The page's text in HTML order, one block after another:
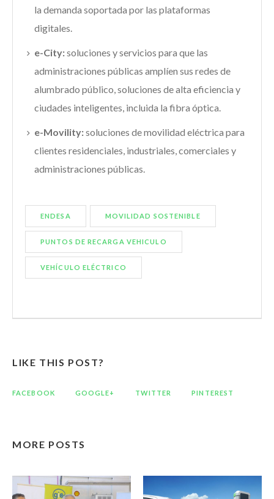
la demanda soportada por las plataformas
digitales.
e-City:soluciones y servicios para que las
administraciones públicas amplíen sus redes de
alumbrado público, soluciones de alta eficiencia y
ciudades inteligentes, incluida la fibra óptica.
e-Movility:soluciones de movilidad eléctrica para
clientes residenciales, industriales, comerciales y
administraciones públicas.
ENDESA MOVILIDAD SOSTENIBLE
PUNTOS DE RECARGA VEHICULO
VEHÍCULO ELÉCTRICO
LIKE THIS POST?
FACEBOOK GOOGLE+ TWITTER PINTEREST
MORE POSTS